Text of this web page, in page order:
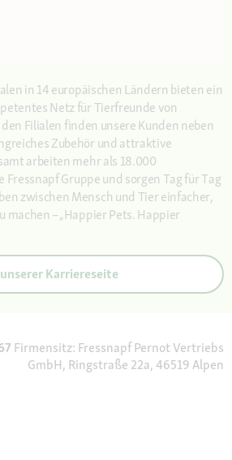
in 14 europäischen Ländern bieten ein
Netz für Tierfreunde von
Filialen finden unsere Kunden neben
Zubehör und attraktive
arbeiten mehr als 18.000
Gruppe und sorgen Tag für Tag
zwischen Mensch und Tier einfacher,
machen –„Happier Pets. Happier
Karriereseite
Firmensitz: Fressnapf Pernot Vertriebs
GmbH, Ringstraße 22a, 46519 Alpen